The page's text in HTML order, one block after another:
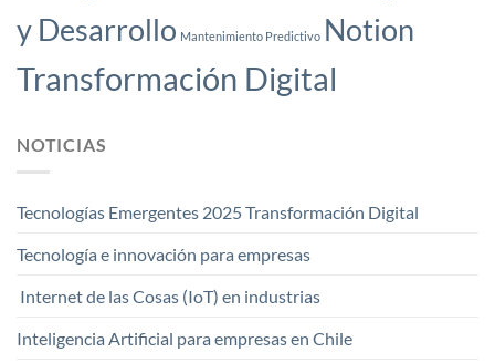
y Desarrollo Mantenimiento Predictivo Notion
Transformación Digital
NOTICIAS
Tecnologías Emergentes 2025 Transformación Digital
Tecnología e innovación para empresas
Internet de las Cosas (IoT) en industrias
Inteligencia Artificial para empresas en Chile